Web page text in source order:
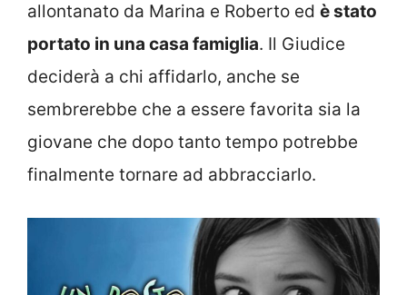
allontanato da Marina e Roberto ed è stato
portato in una casa famiglia. Il Giudice
deciderà a chi affidarlo, anche se
sembrerebbe che a essere favorita sia la
giovane che dopo tanto tempo potrebbe
finalmente tornare ad abbracciarlo.